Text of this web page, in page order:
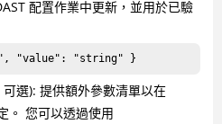
配置作業中更新，並用於已驗
"value": "string" }
選): 提供額外參數清單以在
。 您可以透過使用